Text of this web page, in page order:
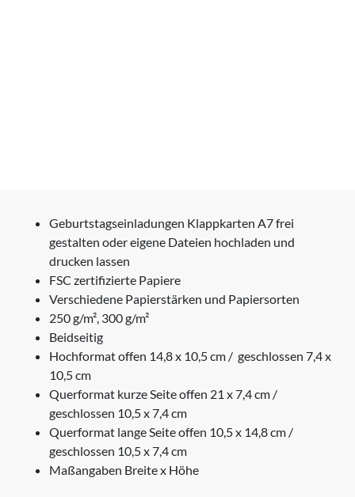
Geburtstagseinladungen Klappkarten A7 frei
gestalten oder eigene Dateien hochladen und
drucken lassen
FSC zertifizierte Papiere
Verschiedene Papierstärken und Papiersorten
250 g/m², 300 g/m²
Beidseitig
Hochformat offen 14,8 x 10,5 cm / geschlossen 7,4 x
10,5 cm
Querformat kurze Seite offen 21 x 7,4 cm /
geschlossen 10,5 x 7,4 cm
Querformat lange Seite offen 10,5 x 14,8 cm /
geschlossen 10,5 x 7,4 cm
Maßangaben Breite x Höhe